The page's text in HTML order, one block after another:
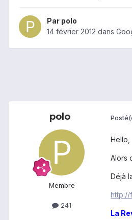
Par polo
14 février 2012 dans
polo
Membre
241
Hello,
Alors
Déjà
http://
La